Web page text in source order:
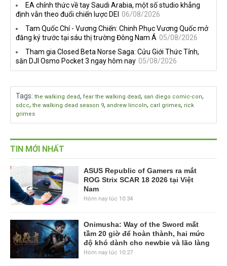
EA chính thức về tay Saudi Arabia, một số studio khẳng
định vẫn theo đuổi chiến lược DEI
06/08/2026
Tam Quốc Chí - Vương Chiến: Chinh Phục Vương Quốc mở
đăng ký trước tại sáu thị trường Đông Nam Á 05/08/2026
Tham gia Closed Beta Norse Saga: Cửu Giới Thức Tỉnh,
săn DJI Osmo Pocket 3 ngay hôm nay 05/08/2026
Tags: the walking dead, fear the walking dead, san diego comic-con,
sdcc, the walking dead season 9, andrew lincoln, carl grimes, rick
grimes
TIN MỚI NHẤT
ASUS Republic of Gamers ra mắt
ROG Strix SCAR 18 2026 tại Việt
Nam
Hôm nay lúc 10:34
Onimusha: Way of the Sword mất
tầm 20 giờ để hoàn thành, hai mức
độ khó dành cho newbie và lão làng
Hôm nay lúc 10:27